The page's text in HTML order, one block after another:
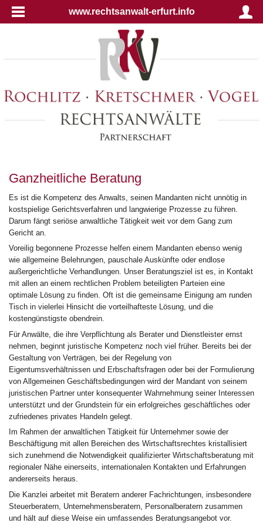
www.rechtsanwalt-erfurt.info
Ganzheitliche Beratung
Es ist die Kompetenz des Anwalts, seinen Mandanten nicht unnötig in
kostspielige Gerichtsverfahren und langwierige Prozesse zu führen.
Darum fängt seriöse anwaltliche Tätigkeit weit vor dem Gang zum
Gericht an.
Voreilig begonnene Prozesse helfen einem Mandanten ebenso wenig
wie allgemeine Belehrungen, pauschale Auskünfte oder endlose
außergerichtliche Verhandlungen. Unser Beratungsziel ist es, in Kontakt
mit allen an einem rechtlichen Problem beteiligten Parteien eine
optimale Lösung zu finden. Oft ist die gemeinsame Einigung am runden
Tisch in vielerlei Hinsicht die vorteilhafteste Lösung, und die
kostengünstigste obendrein.
Für Anwälte, die ihre Verpflichtung als Berater und Dienstleister ernst
nehmen, beginnt juristische Kompetenz noch viel früher. Bereits bei der
Gestaltung von Verträgen, bei der Regelung von
Eigentumsverhältnissen und Erbschaftsfragen oder bei der Formulierung
von Allgemeinen Geschäftsbedingungen wird der Mandant von seinem
juristischen Partner unter konsequenter Wahrnehmung seiner Interessen
unterstützt und der Grundstein für ein erfolgreiches geschäftliches oder
zufriedenes privates Handeln gelegt.
Im Rahmen der anwaltlichen Tätigkeit für Unternehmer sowie der
Beschäftigung mit allen Bereichen des Wirtschaftsrechtes kristallisiert
sich zunehmend die Notwendigkeit qualifizierter Wirtschaftsberatung mit
regionaler Nähe einerseits, internationalen Kontakten und Erfahrungen
andererseits heraus.
Die Kanzlei arbeitet mit Beratern anderer Fachrichtungen, insbesondere
Steuerberatern, Unternehmensberatern, Personalberatern zusammen
und hält auf diese Weise ein umfassendes Beratungsangebot vor.